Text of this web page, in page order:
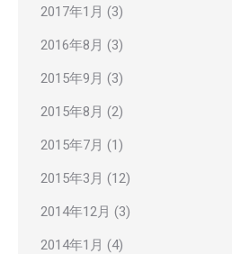
2017年1月 (3)
2016年8月 (3)
2015年9月 (3)
2015年8月 (2)
2015年7月 (1)
2015年3月 (12)
2014年12月 (3)
2014年1月 (4)